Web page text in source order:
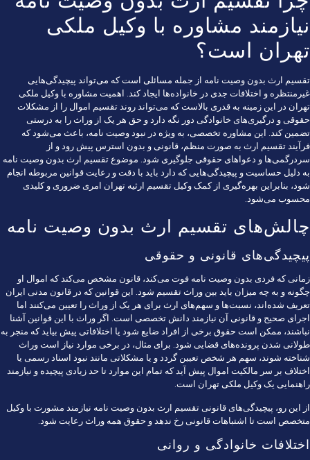
نیازمند مشاوره با وکیل ملکی
تهران است؟
تقسیم ارث بدون وصیت نامه از جمله مسائلی است که می‌تواند پیچیدگی‌هایی
غیرمنتظره و اختلافات جدی در خانواده‌ها ایجاد کند. اهمیت مشاوره با وکیل ملکی
تهران در این زمینه به قدری بالاست که می‌تواند روند تقسیم اموال را از مشکلات
حقوقی و درگیری‌های خانوادگی دور نگه دارد و حق هر یک از وراث را به درستی
تضمین کند. این مشاوره تخصصی، به ویژه در نبود وصیت نامه، باعث می‌شود که
فرآیند تقسیم ارث به صورت منظم، قانونی و بدون استرس پیش رود و از
سردرگمی‌ها و دعواهای حقوقی جلوگیری شود. موضوع تقسیم ارث بدون وصیت نامه
به دلیل حساسیت و پیچیدگی‌هایی که دارد باید با دقت و رعایت قوانین مربوطه انجام
شود، بنابراین بهره‌گیری از کمک وکیل تقسیم ارثیه تهران امری ضروری و کلیدی
محسوب می‌شود.
چالش‌های تقسیم ارث بدون وصیت نامه
پیچیدگی‌های قانونی و حقوقی
زمانی که فردی بدون وصیت نامه فوت می‌کند، قانون مشخص می‌کند که اموال او
چگونه و به چه میزان باید بین وراث تقسیم شود. این قوانین که در قانون مدنی ایران
تعریف شده‌اند، نسبت‌ها و سهم‌های ارث برای هر یک از وراث را تعیین می‌کنند اما
اجرای صحیح و قانونی آن نیازمند دانش تخصصی است. اگر وراث با این قوانین آشنا
نباشند، ممکن است حقوق برخی از افراد ضایع شود یا اختلافاتی پیش بیاید که منجر به
طولانی شدن پرونده‌های قضایی شود. برای مثال، در برخی موارد نیاز است وراث
شناخته شوند، سهم هر شخص تعیین گردد و یا مشکلاتی مانند نبود اسناد رسمی یا
اختلاف بر سر مالکیت اموال پیش آید که تمام این موارد تا حد زیادی پیچیده و نیازمند
راهنمایی یک وکیل ملکی تهران است.
از این رو، پیچیدگی‌های قانونی تقسیم ارث بدون وصیت نامه نیازمند مشورت با وکیل
متخصص است تا اشتباهات قانونی رخ ندهد و حقوق همه وراث رعایت شود.
اختلافات خانوادگی و روانی